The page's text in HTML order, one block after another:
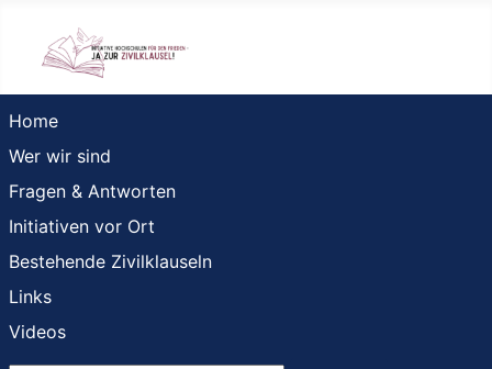
Home
Wer wir sind
Fragen & Antworten
Initiativen vor Ort
Bestehende Zivilklauseln
Links
Videos